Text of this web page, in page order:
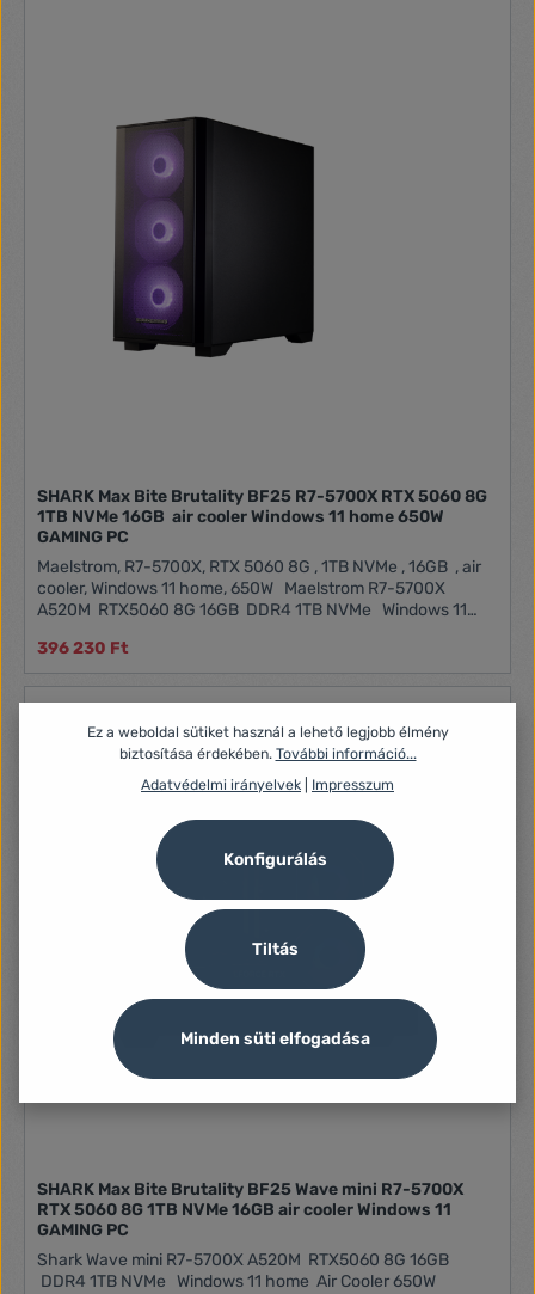
SHARK Max Bite Brutality BF25 R7-5700X RTX 5060 8G
1TB NVMe 16GB air cooler Windows 11 home 650W
GAMING PC
Maelstrom, R7-5700X, RTX 5060 8G , 1TB NVMe , 16GB , air
cooler, Windows 11 home, 650W Maelstrom R7-5700X
A520M RTX5060 8G 16GB DDR4 1TB NVMe Windows 11
396 230 Ft
SHARK Max Bite Brutality BF25 Wave mini R7-5700X
RTX 5060 8G 1TB NVMe 16GB air cooler Windows 11
GAMING PC
Shark Wave mini R7-5700X A520M RTX5060 8G 16GB
DDR4 1TB NVMe Windows 11 home Air Cooler 650W
Ez a weboldal sütiket használ a lehető legjobb élmény
biztosítása érdekében. További információ...
Adatvédelmi irányelvek
Impresszum
Tiltás
Konfigurálás
Minden süti elfogadása